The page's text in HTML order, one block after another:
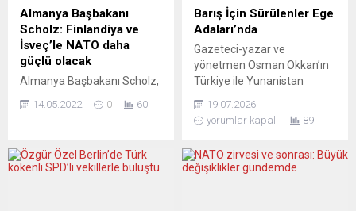
konusunda ikna etmek
istiyor. Türkiye’ye bu ülkeler
böyle çarpık roller vermek
istiyorlar.”...
Fransa’nın 34 yaşındaki en
genç Başbakanı Gabriel
kabine, göreve başladı.
Dışişleri ve...
Almanya Başbakanı
Scholz: Finlandiya ve
İsveç’le NATO daha
güçlü olacak
Almanya Başbakanı Scholz,
saldırısının NATO’yu
ve Finlandiya’nın katılımıyla
ittifakın iyice güçleneceğini
14.05.2022 0 60
Barış İçin Sürülenler Ege
Adaları’nda
Gazeteci-yazar ve
yönetmen Osman Okkan’ın
Türkiye ile Yunanistan
mübadelesi”ni konu alan
“Barış İçin Sürülenler”
versiyonu, Ege Adaları’nda
gösteriliyor. Yunan Tarihçiler
19.07.2026
yorumlar kapalı
89